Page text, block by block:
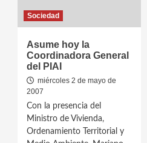
Sociedad
Asume hoy la
Coordinadora General
del PIAI
miércoles 2 de mayo de
2007
Con la presencia del
Ministro de Vivienda,
Ordenamiento Territorial y